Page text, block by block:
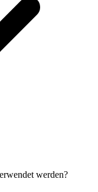
werden?